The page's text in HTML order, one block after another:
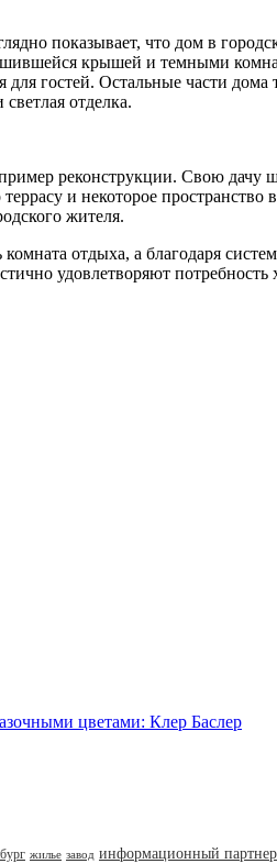
показывает, что дом в
крышей и темными
гостей. Остальные части
отделка.
реконструкции. Свою дачу
и некоторое
жителя.
отдыха, а благодаря
удовлетворяют потребность
цветами: Клер Баслер
жилье завод информационный партнер